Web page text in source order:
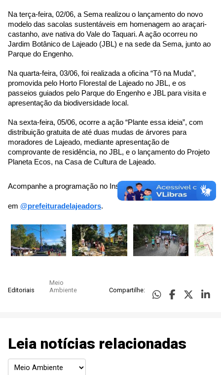
Na terça-feira, 02/06, a Sema realizou o lançamento do novo
modelo das sacolas sustentáveis em homenagem ao araçari-
castanho, ave nativa do Vale do Taquari. A ação ocorreu no
Jardim Botânico de Lajeado (JBL) e na sede da Sema, junto ao
Parque do Engenho.
Na quarta-feira, 03/06, foi realizada a oficina “Tô na Muda”,
promovida pelo Horto Florestal de Lajeado no JBL, e os
passeios guiados pelo Parque do Engenho e JBL para visita e
apresentação da biodiversidade local.
Na sexta-feira, 05/06, ocorre a ação “Plante essa ideia”, com
distribuição gratuita de até duas mudas de árvores para
moradores de Lajeado, mediante apresentação de
comprovante de residência, no JBL, e o lançamento do Projeto
Planeta Ecos, na Casa de Cultura de Lajeado.
Acompanhe a programação no Instagram @sema.lajeado e
em @prefeituradelajeadors.
Editoriais
Meio
Ambiente
Compartilhe:
Leia notícias relacionadas